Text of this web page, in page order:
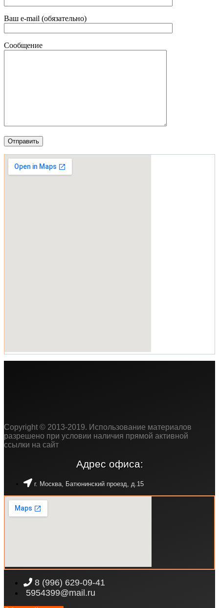
Ваш e-mail (обязательно)
Сообщение
Copyright © 2013-2019. Использование материалов
разрешено при условии наличия прямой активной
ссылки на сайт
Адрес офиса:
г. Москва, Батюнинский проезд, д.15
8 (996) 629-09-41
5954399@mail.ru